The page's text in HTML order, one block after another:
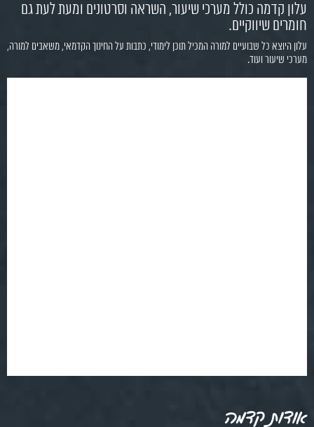
עלון קדמה כולל מערכי שיעור, השראה וסרטונים ומעת לעת גם
חומרים שיווקיים.
עלון היוצא כל שבועיים למורה המכיל תוכן לימודי, כתבות על החינוך הקדמאי, משאבים למורה,
מערכי שיעור ועוד.
אודות קדמה